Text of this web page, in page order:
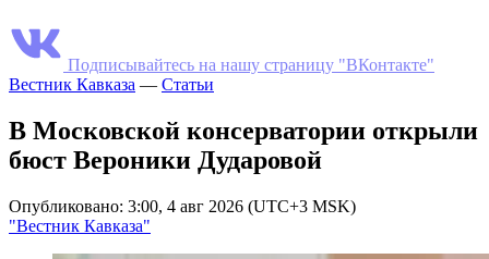
Подписывайтесь на нашу страницу "ВКонтакте"
Вестник Кавказа — Статьи
В Московской консерватории открыли
бюст Вероники Дударовой
Опубликовано: 3:00, 4 авг 2026 (UTC+3 MSK)
"Вестник Кавказа"